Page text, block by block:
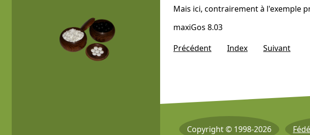
Mais ici, contrairement à l'exemple
maxiGos 8.03
Précédent
Index Suivant
Copyright © 1998-2026